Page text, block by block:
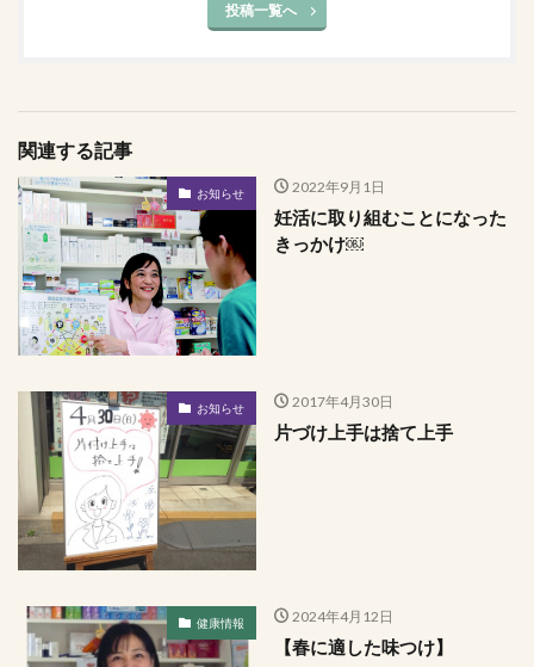
投稿一覧へ
関連する記事
お知らせ 2022年9月1日
妊活に取り組むことになった
きっかけ￼
お知らせ 2017年4月30日
片づけ上手は捨て上手
健康情報 2024年4月12日
【春に適した味つけ】